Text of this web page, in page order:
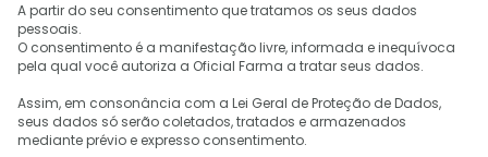
A partir do seu consentimento que tratamos os seus dados
pessoais.
O consentimento é a manifestação livre, informada e inequívoca
pela qual você autoriza a Oficial Farma a tratar seus dados.
Assim, em consonância com a Lei Geral de Proteção de Dados,
seus dados só serão coletados, tratados e armazenados
mediante prévio e expresso consentimento.